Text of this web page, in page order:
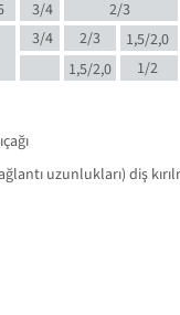
3/4
2/3
3/4 2/3
1,5/2,0
1,5/2,0 1/2
uzunlukları) diş